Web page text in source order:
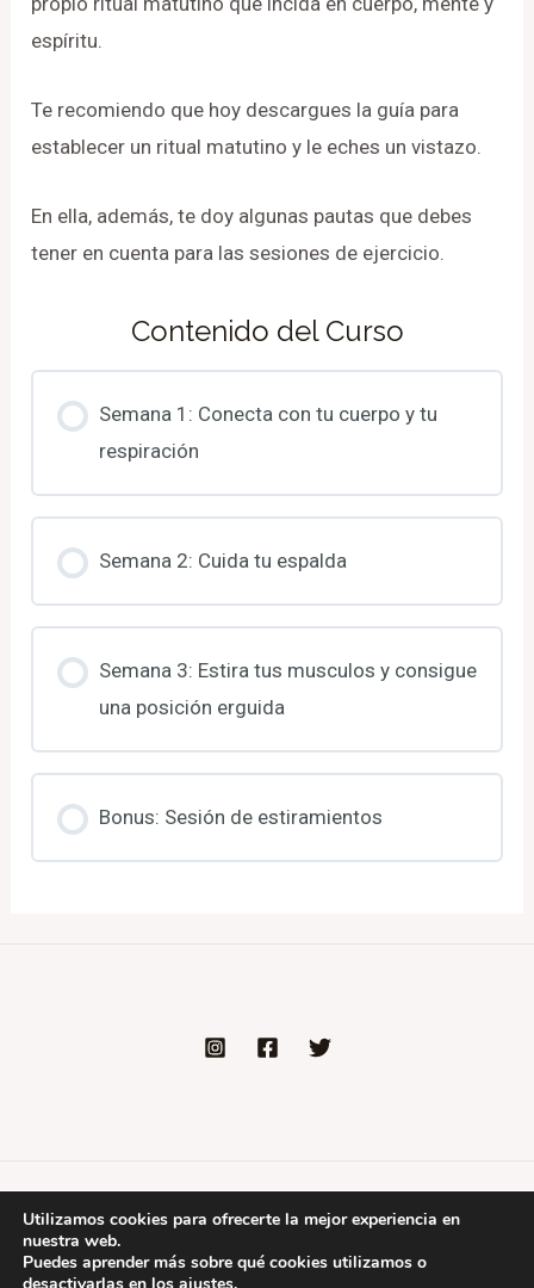
espíritu.
Te recomiendo que hoy descargues la guía para
establecer un ritual matutino y le eches un vistazo.
En ella, además, te doy algunas pautas que debes
tener en cuenta para las sesiones de ejercicio.
Contenido del Curso
Semana 1: Conecta con tu cuerpo y tu
respiración
Semana 2: Cuida tu espalda
Semana 3: Estira tus musculos y consigue
una posición erguida
Bonus: Sesión de estiramientos
Copyright © 2026 Plataforma de formación de
Psicorumbo
Utilizamos cookies para ofrecerte la mejor experiencia en
nuestra web.
Puedes aprender más sobre qué cookies utilizamos o